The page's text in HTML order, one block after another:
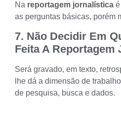
Na reportagem jornalística
as perguntas básicas, porém
7. Não Decidir Em
Feita A Reportagem
Será gravado, em texto,
lhe dá a dimensão de
de pesquisa, busca e dados.